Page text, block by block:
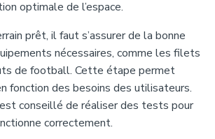
optimale de l’espace.
prêt, il faut s’assurer de la bonne
nécessaires, comme les filets
de football. Cette étape permet
fonction des besoins des utilisateurs.
conseillé de réaliser des tests pour
correctement.